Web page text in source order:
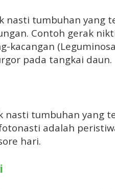
nasti tumbuhan yang
Contoh gerak
kacangan
pada tangkai daun.
nasti tumbuhan yang
adalah
hari.